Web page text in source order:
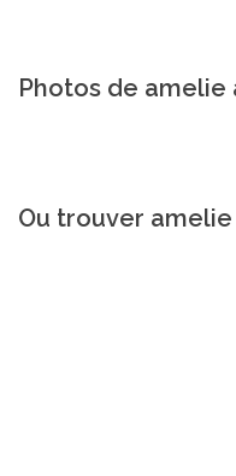
Photos de amelie
Ou trouver